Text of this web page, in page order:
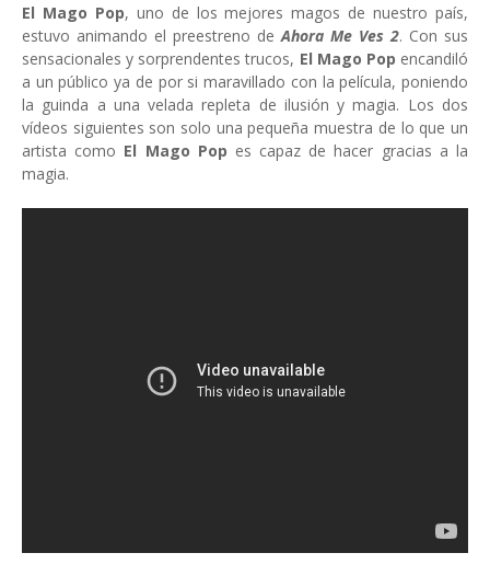
El Mago Pop, uno de los mejores magos de nuestro país,
estuvo animando el preestreno deAhora Me Ves 2. Con sus
sensacionales y sorprendentes trucos, El Mago Pop encandiló
a un público ya de por si maravillado con la película, poniendo
la guinda a una velada repleta de ilusión y magia. Los dos
vídeos siguientes son solo una pequeña muestra de lo que un
artista como El Mago Pop es capaz de hacer gracias a la
magia.